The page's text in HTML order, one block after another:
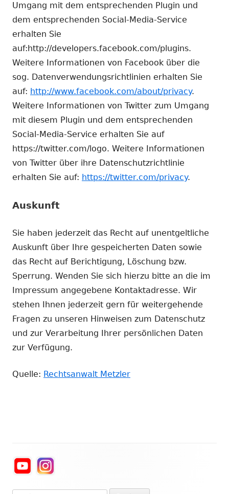
Umgang mit dem entsprechenden Plugin und
dem entsprechenden Social-Media-Service
erhalten Sie
auf:http://developers.facebook.com/plugins.
Weitere Informationen von Facebook über die
sog. Datenverwendungsrichtlinien erhalten Sie
auf: http://www.facebook.com/about/privacy.
Weitere Informationen von Twitter zum Umgang
mit diesem Plugin und dem entsprechenden
Social-Media-Service erhalten Sie auf
https://twitter.com/logo. Weitere Informationen
von Twitter über ihre Datenschutzrichtlinie
erhalten Sie auf: https://twitter.com/privacy.
Auskunft
Sie haben jederzeit das Recht auf unentgeltliche
Auskunft über Ihre gespeicherten Daten sowie
das Recht auf Berichtigung, Löschung bzw.
Sperrung. Wenden Sie sich hierzu bitte an die im
Impressum angegebene Kontaktadresse. Wir
stehen Ihnen jederzeit gern für weitergehende
Fragen zu unseren Hinweisen zum Datenschutz
und zur Verarbeitung Ihrer persönlichen Daten
zur Verfügung.
Quelle: Rechtsanwalt Metzler
Haupt-
Seitenleiste